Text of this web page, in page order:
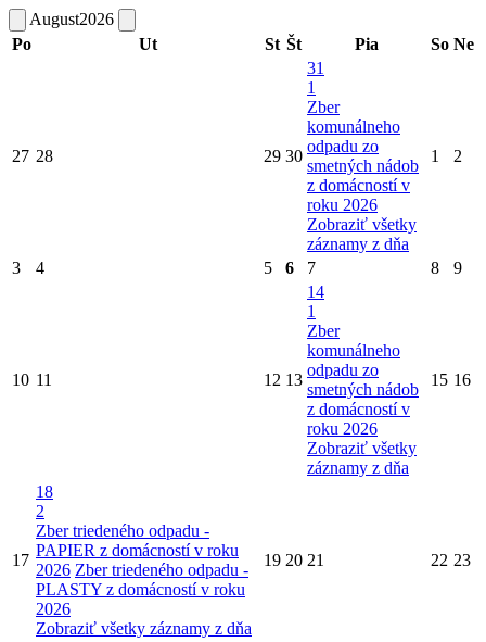
August2026
Po
Ut St Št Pia So Ne
27 28 29 30
31
1
Zber
komunálneho
odpadu zo
smetných nádob
z domácností v
roku 2026
Zobraziť všetky
záznamy z dňa
1 2
3 4 5 6 7 8 9
10 11 12 13
14
1
Zber
komunálneho
odpadu zo
smetných nádob
z domácností v
roku 2026
Zobraziť všetky
záznamy z dňa
15 16
17
18
2
Zber triedeného odpadu -
PAPIER z domácností v roku
2026 Zber triedeného odpadu -
PLASTY z domácností v roku
2026
Zobraziť všetky záznamy z dňa
19 20 21 22 23